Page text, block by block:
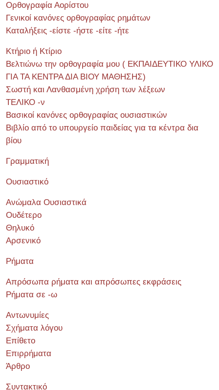
Ορθογραφία Αορίστου
Γενικοί κανόνες ορθογραφίας ρημάτων
Καταλήξεις -είστε -ήστε -είτε -ήτε
Κτήριο ή Κτίριο
Βελτιώνω την ορθογραφία μου ( ΕΚΠΑΙΔΕΥΤΙΚΟ ΥΛΙΚΟ
ΓΙΑ ΤΑ ΚΕΝΤΡΑ ΔΙΑ ΒΙΟΥ ΜΑΘΗΣΗΣ)
Σωστή και Λανθασμένη χρήση των λέξεων
ΤΕΛΙΚΟ -ν
Βασικοί κανόνες ορθογραφίας ουσιαστικών
Βιβλίο από το υπουργείο παιδείας για τα κέντρα δια
βίου
Γραμματική
Ουσιαστικό
Ανώμαλα Ουσιαστικά
Ουδέτερο
Θηλυκό
Αρσενικό
Ρήματα
Απρόσωπα ρήματα και απρόσωπες εκφράσεις
Ρήματα σε -ω
Αντωνυμίες
Σχήματα λόγου
Επίθετο
Επιρρήματα
Άρθρο
Συντακτικό